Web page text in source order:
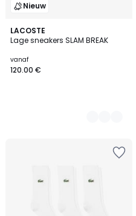
Nieuw
LACOSTE
Lage sneakers SLAM BREAK
Prijs
vanaf
vanaf
120.00 €
3
Kleuren